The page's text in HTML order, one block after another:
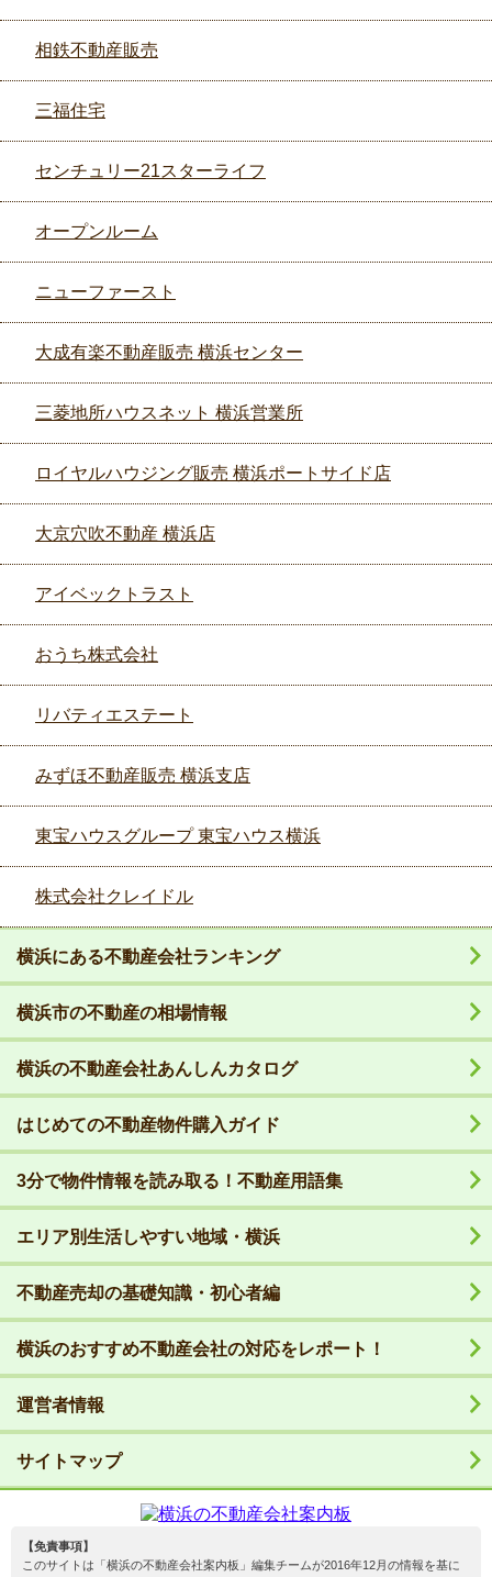
相鉄不動産販売
三福住宅
センチュリー21スターライフ
オープンルーム
ニューファースト
大成有楽不動産販売 横浜センター
三菱地所ハウスネット 横浜営業所
ロイヤルハウジング販売 横浜ポートサイド店
大京穴吹不動産 横浜店
アイベックトラスト
おうち株式会社
リバティエステート
みずほ不動産販売 横浜支店
東宝ハウスグループ 東宝ハウス横浜
株式会社クレイドル
【免責事項】
このサイトは「横浜の不動産会社案内板」編集チームが2016年12月の情報を基に
横浜にある不動産会社ランキング
横浜市の不動産の相場情報
横浜の不動産会社あんしんカタログ
はじめての不動産物件購入ガイド
3分で物件情報を読み取る！不動産用語集
エリア別生活しやすい地域・横浜
不動産売却の基礎知識・初心者編
横浜のおすすめ不動産会社の対応をレポート！
運営者情報
サイトマップ